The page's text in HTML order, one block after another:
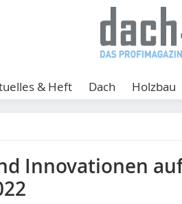
& Heft Dach Holzbau
Innovationen